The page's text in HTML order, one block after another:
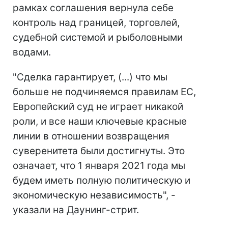
рамках соглашения вернула себе
контроль над границей, торговлей,
судебной системой и рыболовными
водами.
"Сделка гарантирует, (...) что мы
больше не подчиняемся правилам ЕС,
Европейский суд не играет никакой
роли, и все наши ключевые красные
линии в отношении возвращения
суверенитета были достигнуты. Это
означает, что 1 января 2021 года мы
будем иметь полную политическую и
экономическую независимость", -
указали на Даунинг-стрит.